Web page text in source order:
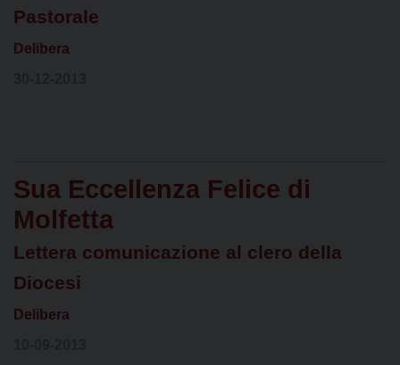
Pastorale
Delibera
Sua Eccellenza Felice di
Molfetta
Lettera comunicazione al clero della
Diocesi
Delibera